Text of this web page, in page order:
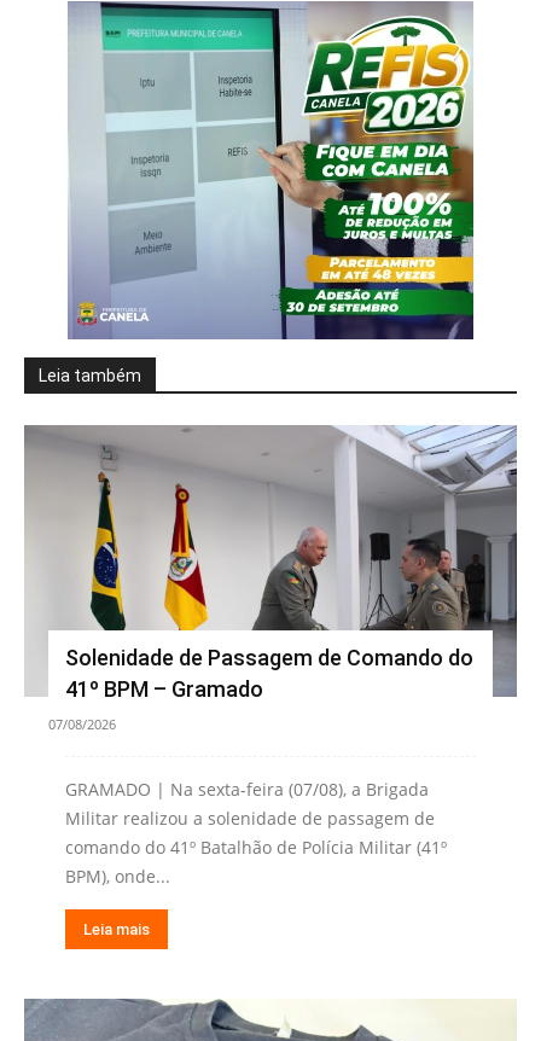
Leia também
Solenidade de Passagem de Comando do
41º BPM – Gramado
07/08/2026
GRAMADO | Na sexta-feira (07/08), a Brigada
Militar realizou a solenidade de passagem de
comando do 41º Batalhão de Polícia Militar (41º
BPM), onde...
Leia mais